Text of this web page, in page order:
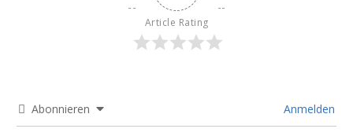
Article Rating
Abonnieren Anmelden